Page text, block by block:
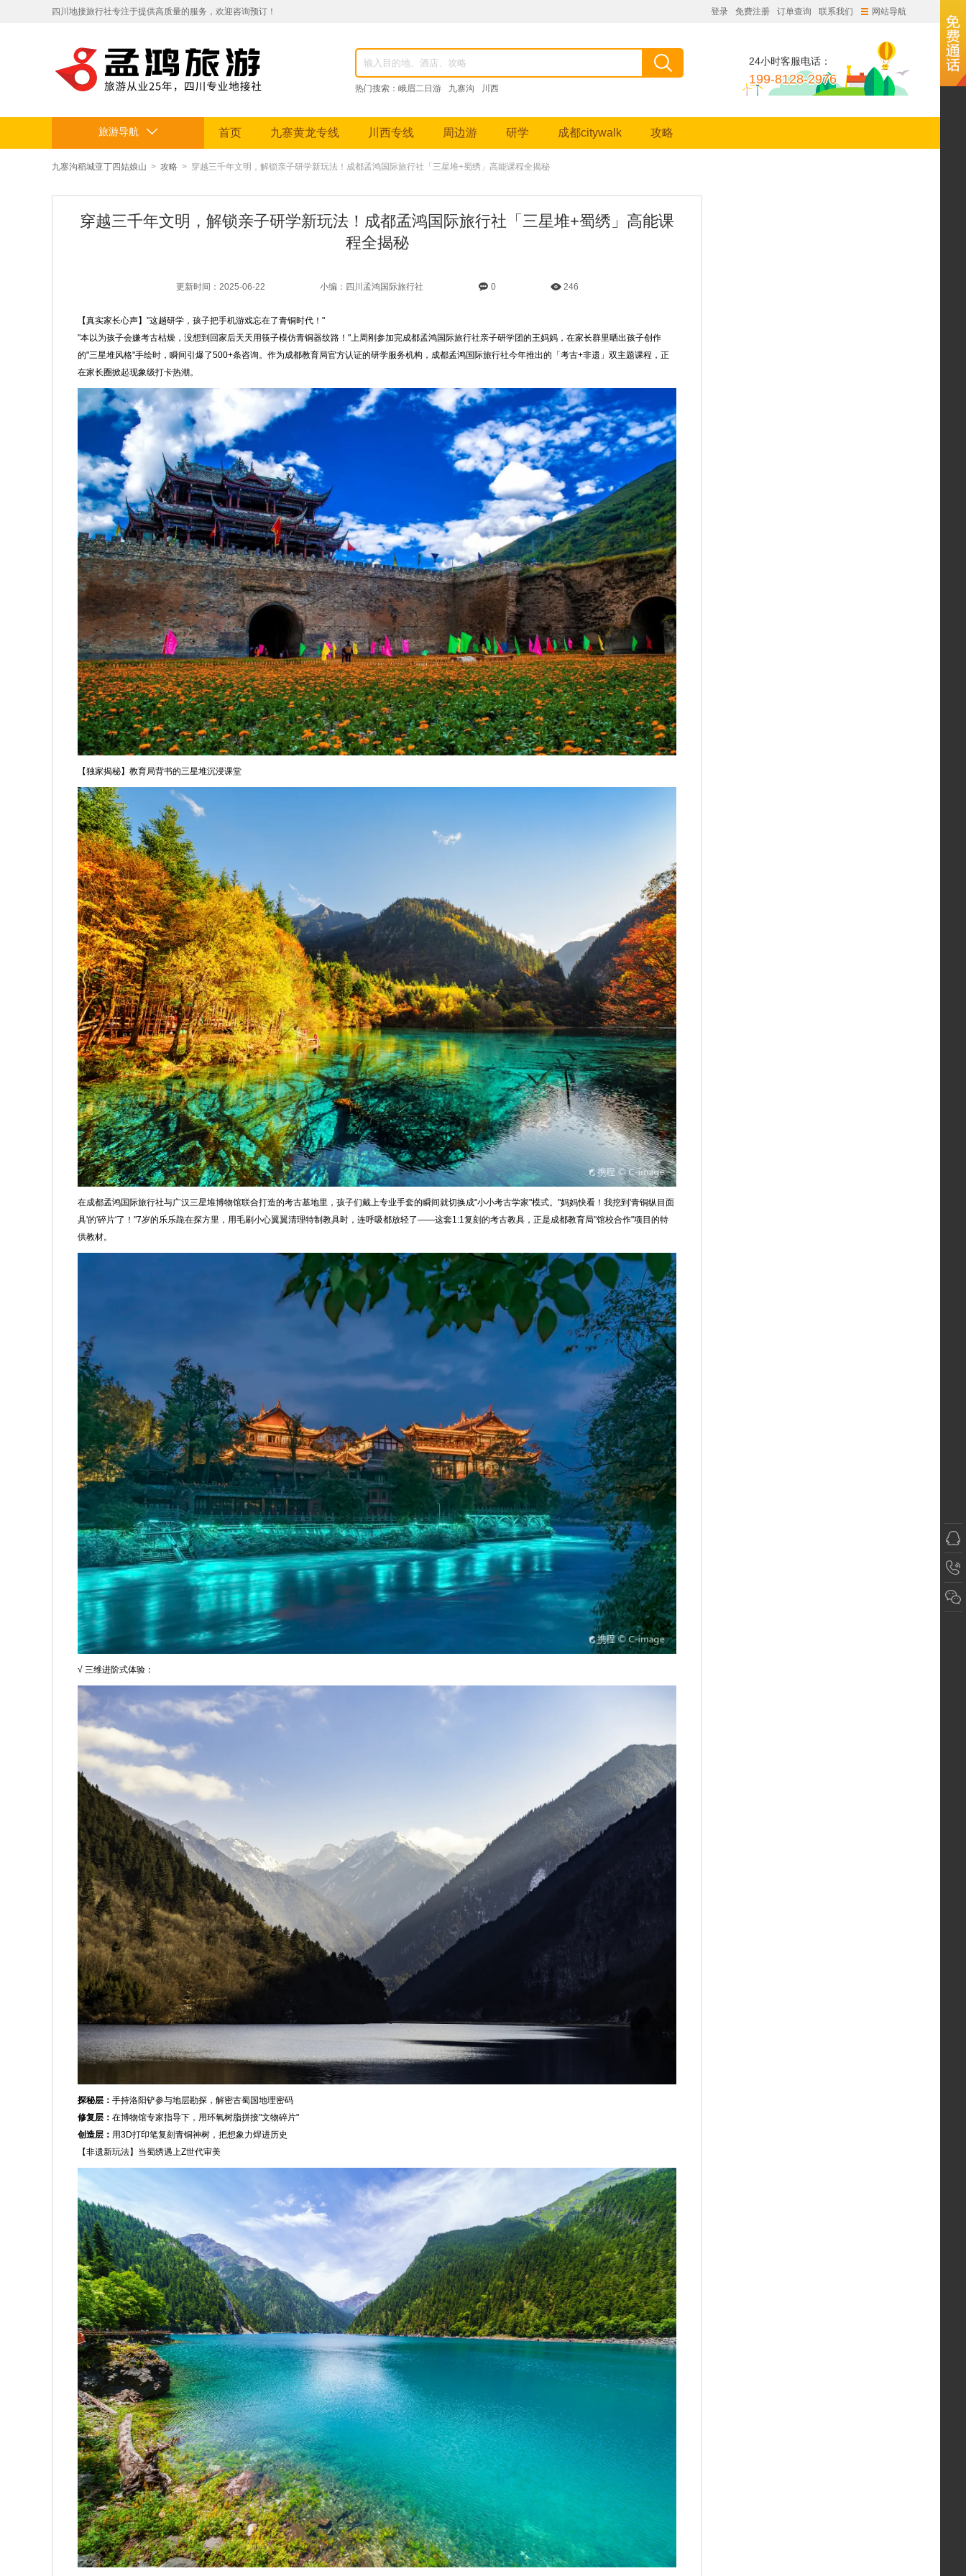
​四川地接旅行社专注于提供高质量的服务，欢迎咨询预订！
定制贴心行程，让您的旅途省心舒适，畅享四川美景。电话：19981282976，成都跟团游、九寨沟纯玩团、峨眉山深度游、稻城亚丁摄影之旅等特色线路。
登录 免费注册 订单查询 联系我们 网站导航
热门搜索： 峨眉二日游 九寨沟 川西
24小时客服电话：
199-8128-2976
旅游导航 首页 九寨黄龙专线 川西专线 周边游 研学 成都citywalk 攻略
九寨沟稻城亚丁四姑娘山 > 攻略 > 穿越三千年文明，解锁亲子研学新玩法！成都孟鸿国际旅行社「三星堆+蜀绣」高能课程全揭秘
穿越三千年文明，解锁亲子研学新玩法！成都孟鸿国际旅行社「三星堆+蜀绣」高能课
程全揭秘
更新时间：2025-06-22 小编：四川孟鸿国际旅行社 0 246
【真实家长心声】"这趟研学，孩子把手机游戏忘在了青铜时代！"
"本以为孩子会嫌考古枯燥，没想到回家后天天用筷子模仿青铜器纹路！"上周刚参加完成都孟鸿国际旅行社亲子研学团的王妈妈，在家长群里晒出孩子创作
的"三星堆风格"手绘时，瞬间引爆了500+条咨询。作为成都教育局官方认证的研学服务机构，成都孟鸿国际旅行社今年推出的「考古+非遗」双主题课程，正
在家长圈掀起现象级打卡热潮。
【独家揭秘】教育局背书的三星堆沉浸课堂
在成都孟鸿国际旅行社与广汉三星堆博物馆联合打造的考古基地里，孩子们戴上专业手套的瞬间就切换成"小小考古学家"模式。"妈妈快看！我挖到'青铜纵目面
具'的'碎片'了！"7岁的乐乐跪在探方里，用毛刷小心翼翼清理特制教具时，连呼吸都放轻了——这套1:1复刻的考古教具，正是成都教育局"馆校合作"项目的特
供教材。
√ 三维进阶式体验：
探秘层： 手持洛阳铲参与地层勘探，解密古蜀国地理密码
修复层： 在博物馆专家指导下，用环氧树脂拼接"文物碎片"
创造层： 用3D打印笔复刻青铜神树，把想象力焊进历史
【非遗新玩法】当蜀绣遇上Z世代审美